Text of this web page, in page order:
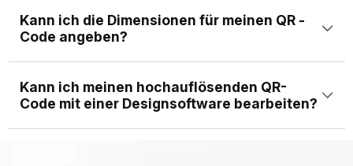
und Online -Inhalte.
Rasterformaten (PNG und JPEG) für Web Publishing- und
Vektorformate (SVG, EPS, PS und PDF) für den
Kann ich die Dimensionen für meinen QR -
Code angeben?
Zoll, Zentimetern, Millimetern oder Pixeln angeben. Dies
stellt sicher, dass Ihr Code perfekt zu Ihren
Kann ich meinen hochauflösenden QR-
Code mit einer Designsoftware bearbeiten?